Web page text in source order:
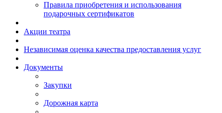
Правила приобретения и использования
подарочных сертификатов
Акции театра
Независимая оценка качества предоставления услуг
Документы
Закупки
Дорожная карта